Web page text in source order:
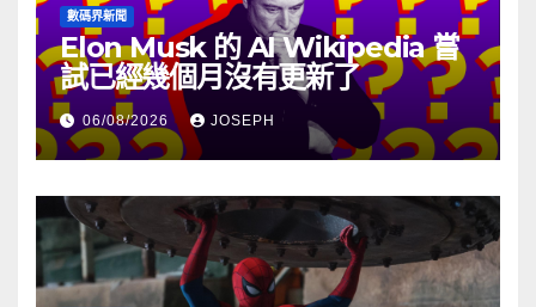
數碼界新聞
Elon Musk 的 AI Wikipedia 嘗
試已經幾個月沒有更新了
06/08/2026 JOSEPH